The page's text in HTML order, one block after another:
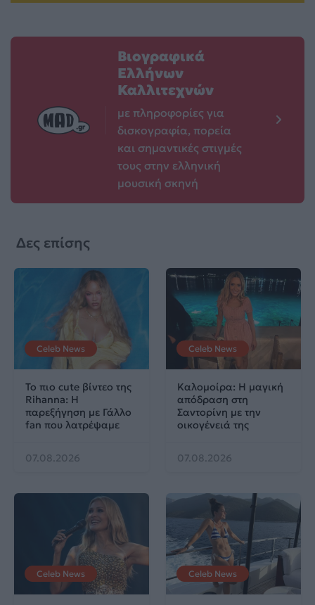
Βιογραφικά
Ελλήνων
Καλλιτεχνών
με πληροφορίες για
δισκογραφία, πορεία
και σημαντικές στιγμές
τους στην ελληνική
μουσική σκηνή
Δες επίσης
Celeb News
Το πιο cute βίντεο της
Rihanna: Η
παρεξήγηση με Γάλλο
fan που λατρέψαμε
07.08.2026
Celeb News
Καλομοίρα: Η μαγική
απόδραση στη
Σαντορίνη με την
οικογένειά της
07.08.2026
Celeb News Celeb News